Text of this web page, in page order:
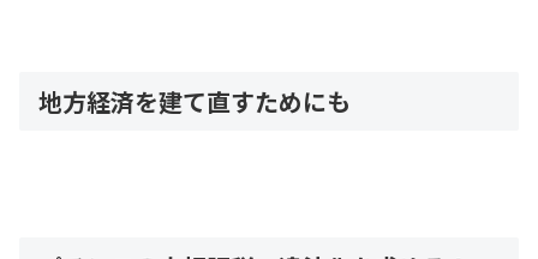
地方経済を建て直すためにも